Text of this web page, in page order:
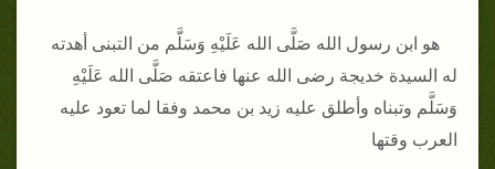
هو ابن رسول الله صَلَّى الله عَلَيْهِ وَسَلَّم من التبنى أهدته
له السيدة خديجة رضى الله عنها فاعتقه صَلَّى الله عَلَيْهِ
وَسَلَّم وتبناه وأطلق عليه زيد بن محمد وفقا لما تعود عليه
العرب وقتها